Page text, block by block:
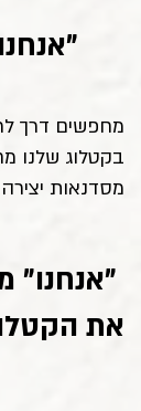
מחפשים דרך
בקטלוג שלנו
מסדנאות
​"אנחנו"
את